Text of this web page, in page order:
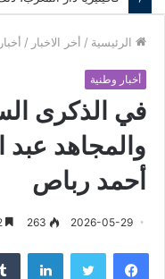
الرئيسية / أخر الاخبار /
أخبار وطنية
في الذكرى
والمجاهد
أحمد رباص
2026-05-29
263
فيسبوك لينكدإن